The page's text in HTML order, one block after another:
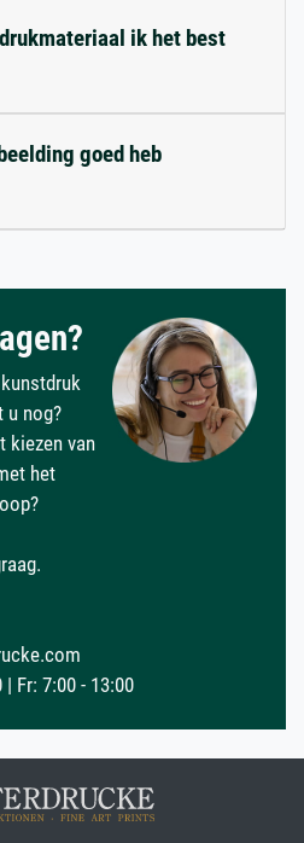
ik het best
goed heb
nog?
kiezen van
het
Fr: 7:00 - 13:00